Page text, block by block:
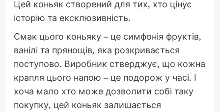
Цей коньяк створений для тих, хто цінує
історію та ексклюзивність.
Смак цього коньяку – це симфонія фруктів,
ванілі та прянощів, яка розкривається
поступово. Виробник стверджує, що кожна
крапля цього напою – це подорож у часі. І
хоча мало хто може дозволити собі таку
покупку, цей коньяк залишається